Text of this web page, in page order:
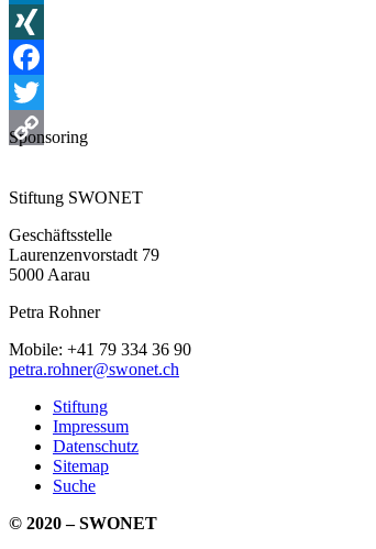
LinkedIn
XING
Facebook
Twitter
Link
Sponsoring
Stiftung SWONET
Geschäftsstelle
Laurenzenvorstadt 79
5000 Aarau
Petra Rohner
Mobile: +41 79 334 36 90
petra.rohner@swonet.ch
Stiftung
Impressum
Datenschutz
Sitemap
Suche
© 2020 – SWONET